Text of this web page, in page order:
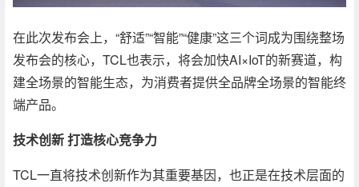
在此次发布会上，“舒适”“智能”“健康”这三个词成为围绕整场
发布会的核心，TCL也表示，将会加快AI×IoT的新赛道，构
建全场景的智能生态，为消费者提供全品牌全场景的智能终
端产品。
技术创新 打造核心竞争力
TCL一直将技术创新作为其重要基因，也正是在技术层面的